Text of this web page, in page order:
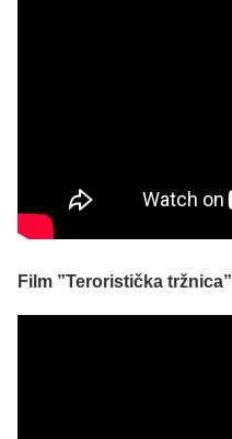
Film ”Teroristička tržnica”